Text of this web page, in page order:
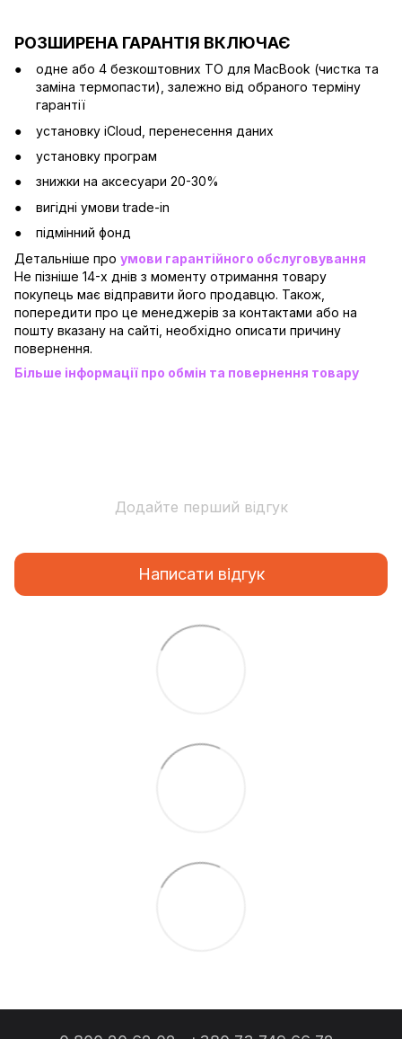
РОЗШИРЕНА ГАРАНТІЯ ВКЛЮЧАЄ
одне або 4 безкоштовних ТО для MacBook (чистка та
заміна термопасти), залежно від обраного терміну
гарантії
установку iCloud, перенесення даних
установку програм
знижки на аксесуари 20-30%
вигідні умови trade-in
підмінний фонд
Детальніше про умови гарантійного обслуговування
Не пізніше 14-х днів з моменту отримання товару
покупець має відправити його продавцю. Також,
попередити про це менеджерів за контактами або на
пошту вказану на сайті, необхідно описати причину
повернення.
Більше інформації про обмін та повернення товару
Додайте перший відгук
Написати відгук